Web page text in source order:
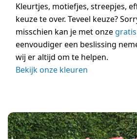
Kleurtjes, motiefjes, streepjes,
keuze te over. Teveel keuze?
misschien kan je met onze
eenvoudiger een beslissing
wij er altijd om te helpen.
Bekijk onze kleuren